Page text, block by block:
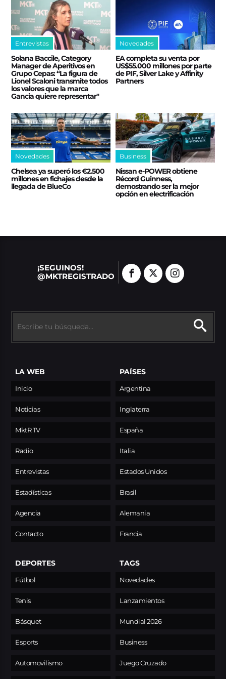
Entrevistas
Solana Baccile, Category
Manager de Aperitivos en
Grupo Cepas: “La figura de
Lionel Scaloni transmite todos
los valores que la marca
Gancia quiere representar"
Novedades
EA completa su venta por
US$55.000 millones por parte
de PIF, Silver Lake y Affinity
Partners
Novedades
Chelsea ya superó los €2.500
millones en fichajes desde la
llegada de BlueCo
Business
Nissan e‑POWER obtiene
Récord Guinness,
demostrando ser la mejor
opción en electrificación
¡SEGUINOS!
@MKTREGISTRADO
LA WEB
Inicio
Noticias
MktR TV
Radio
Entrevistas
Estadísticas
Agencia
Contacto
PAÍSES
Argentina
Inglaterra
España
Italia
Estados Unidos
Brasil
Alemania
Francia
DEPORTES
Fútbol
Tenis
Básquet
Esports
Automovilismo
TAGS
Novedades
Lanzamientos
Mundial 2026
Business
Juego Cruzado